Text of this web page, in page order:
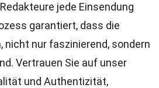
Redakteure jede Einsendung
garantiert, dass die
nicht nur faszinierend, sondern
Vertrauen Sie auf unser
und Authentizität,